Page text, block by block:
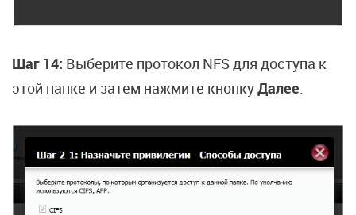
Шаг 14: Выберите протокол NFS для доступа к
этой папке и затем нажмите кнопкуДалее.